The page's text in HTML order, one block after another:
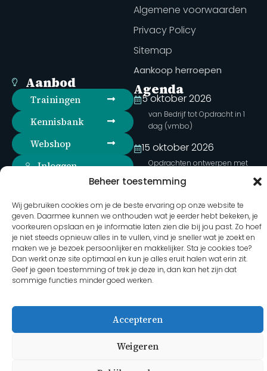
Beheer toestemming
Wij gebruiken cookies om je de beste ervaring op onze website te
geven. Daarmee kunnen we onthouden wat je eerder hebt bekeken, je
voorkeuren opslaan en je informatie laten zien die bij jou past. Zo hoef
je niet steeds opnieuw alles in te vullen, vind je sneller wat je zoekt en
maken we je bezoek persoonlijker en makkelijker. Sta je cookies toe?
Dan werkt onze site optimaal en kun je alles eruit halen wat erin zit.
Geef je geen toestemming of trek je deze in, dan kan het zijn dat
sommige functies minder goed werken.
Accepteren
Weigeren
Algemene voorwaarden
Privacy Policy
Sitemap
Aankoop herroepen
Aanbod
Trainingen
Kennisbank
Webshop
Inloggen
media
Agenda
5 oktober 2026
van Bedrijf tot Opdracht in 1
dag (vmbo)
15 oktober 2026
Opdrachten ontwerpen met
Duurzame opdrachten met
bedrijven (havo-PGP)
Volledige agenda
2026 Martha Hoebens - Bedrijf in de Klas